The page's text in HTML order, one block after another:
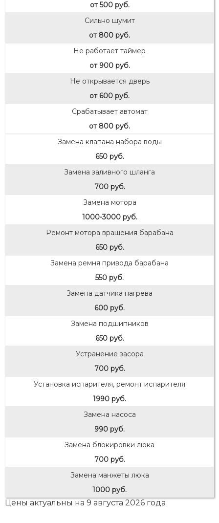
от 500 руб.
Сильно шумит
от 800 руб.
Не работает таймер
от 900 руб.
Не открывается дверь
от 600 руб.
Срабатывает автомат
от 800 руб.
Замена клапана набора воды
650 руб.
Замена заливного шланга
700 руб.
Замена мотора
1000-3000 руб.
Ремонт мотора вращения барабана
650 руб.
Замена ремня привода барабана
550 руб.
Замена датчика нагрева
600 руб.
Замена подшипников
650 руб.
Устранение засора
700 руб.
Установка испарителя, ремонт испарителя
1990 руб.
Замена насоса
990 руб.
Замена блокировки люка
700 руб.
Замена манжеты люка
1000 руб.
Цены актуальны на 9 августа 2026 года